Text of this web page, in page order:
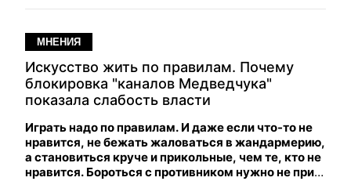
МНЕНИЯ
Искусство жить по правилам. Почему
блокировка "каналов Медведчука"
показала слабость власти
Играть надо по правилам. И даже если что-то не
нравится, не бежать жаловаться в жандармерию,
а становиться круче и прикольные, чем те, кто не
нравится. Бороться с противником нужно не при